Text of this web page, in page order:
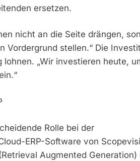
ersetzen.
nicht an die Seite drängen,
Vordergrund stellen.“ Die
„Wir investieren heute,
Rolle bei der
ERP-Software von
Augmented Generation)